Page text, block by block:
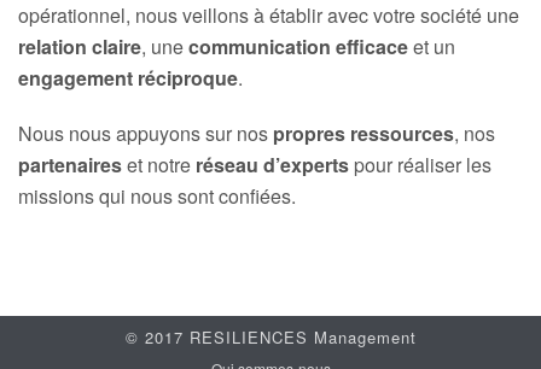
opérationnel, nous veillons à établir avec votre société une
relation claire, unecommunication efficaceet un
engagement réciproque.
Nous nous appuyons sur nos propres ressources, nos
partenaireset notre réseau d’experts pour réaliser les
missions qui nous sont confiées.
© 2017 RESILIENCES Management